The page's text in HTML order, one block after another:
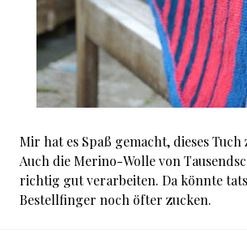
Mir hat es Spaß gemacht, dieses
Auch die Merino-Wolle von
richtig gut verarbeiten. Da könnte
Bestellfinger noch öfter zucken.